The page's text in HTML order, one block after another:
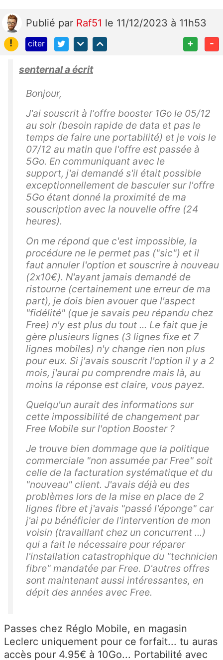
Publié par Raf51 le 11/12/2023 à 11h53
!
citer + -
senternal a écrit
Bonjour,
J'ai souscrit à l'offre booster 1Go le 05/12
au soir (besoin rapide de data et pas le
temps de faire une portabilité) et je vois le
07/12 au matin que l'offre est passée à
5Go. En communiquant avec le
support, j'ai demandé s'il était possible
exceptionnellement de basculer sur l'offre
5Go étant donné la proximité de ma
souscription avec la nouvelle offre (24
heures).
On me répond que c'est impossible, la
procédure ne le permet pas ("sic") et il
faut annuler l'option et souscrire à nouveau
(2x10€). N'ayant jamais demandé de
ristourne (certainement une erreur de ma
part), je dois bien avouer que l'aspect
"fidélité" (que je savais peu répandu chez
Free) n'y est plus du tout ... Le fait que je
gère plusieurs lignes (3 lignes fixe et 7
lignes mobiles) n'y change rien non plus
pour eux. Si j'avais souscrit l'option il y a 2
mois, j'aurai pu comprendre mais là, au
moins la réponse est claire, vous payez.
Quelqu'un aurait des informations sur
cette impossibilité de changement par
Free Mobile sur l'option Booster ?
Je trouve bien dommage que la politique
commerciale "non assumée par Free" soit
celle de la facturation systématique et du
"nouveau" client. J'avais déjà eu des
problèmes lors de la mise en place de 2
lignes fibre et j'avais "passé l'éponge" car
j'ai pu bénéficier de l'intervention de mon
voisin (travaillant chez un concurrent ...)
qui a fait le nécessaire pour réparer
l'installation catastrophique du "technicien
fibre" mandatée par Free. D'autres offres
sont maintenant aussi intéressantes, en
dépit des années avec Free.
Passes chez Réglo Mobile, en magasin
Leclerc uniquement pour ce forfait... tu auras
accès pour 4.95€ à 10Go... Portabilité avec